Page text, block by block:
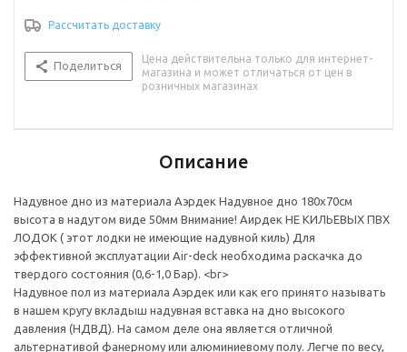
Рассчитать доставку
Поделиться
Цена действительна только для интернет-
магазина и может отличаться от цен в
розничных магазинах
Описание
Надувное дно из материала Аэрдек Надувное дно 180х70см
высота в надутом виде 50мм Внимание! Аирдек НЕ КИЛЬЕВЫХ ПВХ
ЛОДОК ( этот лодки не имеющие надувной киль) Для
эффективной эксплуатации Air-deck необходима раскачка до
твердого состояния (0,6-1,0 Бар). <br>
Надувное пол из материала Аэрдек или как его принято называть
в нашем кругу вкладыш надувная вставка на дно высокого
давления (НДВД). На самом деле она является отличной
альтернативой фанерному или алюминиевому полу. Легче по весу,